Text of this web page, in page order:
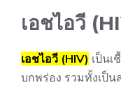
เอชไอวี
เอชไอวี (HIV) เป็นเ
บกพร่อง รวมทั้งเป็น